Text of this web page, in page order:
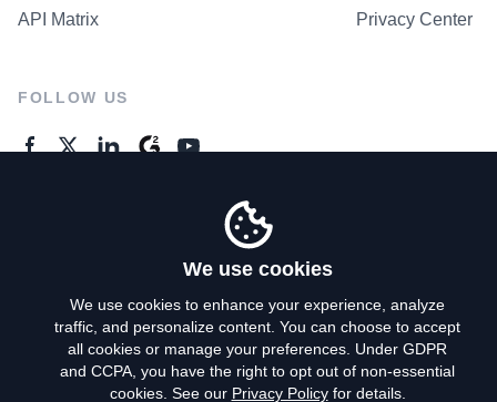
API Matrix Privacy Center
FOLLOW US
Privacy Policy
Terms of Use
We use cookies
We use cookies to enhance your experience, analyze
traffic, and personalize content. You can choose to accept
all cookies or manage your preferences. Under GDPR
and CCPA, you have the right to opt out of non-essential
cookies. See our Privacy Policyfor details.